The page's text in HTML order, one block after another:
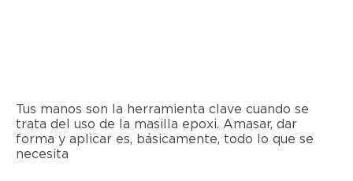
Tus manos son la herramienta clave cuando se
trata del uso de la masilla epoxi. Amasar, dar
forma y aplicar es, básicamente, todo lo que se
necesita